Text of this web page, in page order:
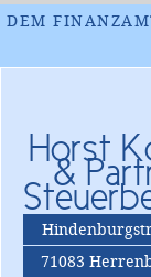
DEM
Horst
&
71083